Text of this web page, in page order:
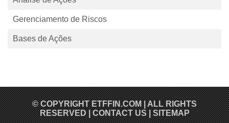
Gerenciamento de Riscos
Bases de Ações
© COPYRIGHTETFFIN.COM| ALL RIGHTS
RESERVED |CONTACT US|SITEMAP